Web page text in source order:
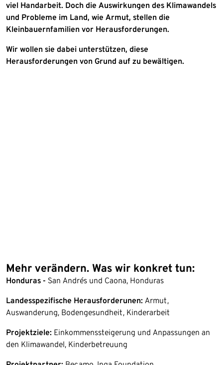
viel Handarbeit. Doch die Auswirkungen des Klimawandels
und Probleme im Land, wie Armut, stellen die
Kleinbauernfamilien vor Herausforderungen.
Wir wollen sie dabei unterstützen, diese
Herausforderungen von Grund auf zu bewältigen.
Mehr verändern. Was wir konkret tun:
Honduras - San Andrés und Caona, Honduras
Landesspezifische Herausforderunen: Armut,
Auswanderung, Bodengesundheit, Kinderarbeit
Projektziele: Einkommenssteigerung und Anpassungen an
den Klimawandel, Kinderbetreuung